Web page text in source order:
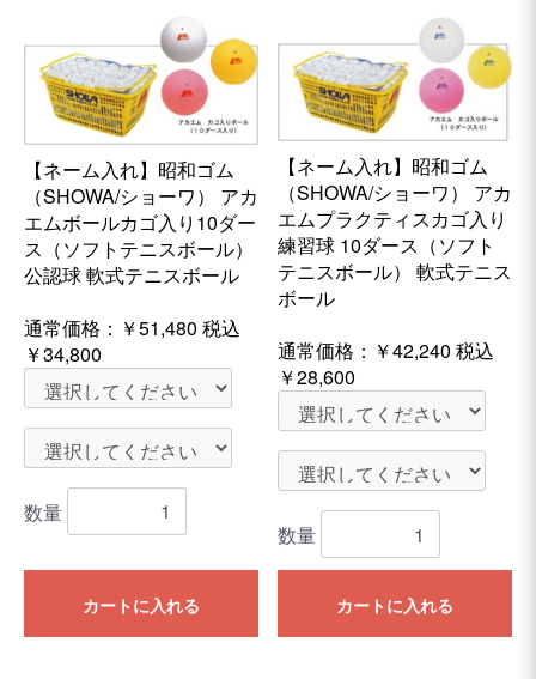
【ネーム入れ】昭和ゴム
（SHOWA/ショーワ） アカ
エムボールカゴ入り10ダー
ス（ソフトテニスボール）
公認球 軟式テニスボール
通常価格： ￥51,480 税込
￥34,800
数量
カートに入れる
【ネーム入れ】昭和ゴム
（SHOWA/ショーワ） アカ
エムプラクティスカゴ入り
練習球 10ダース（ソフト
テニスボール） 軟式テニス
ボール
通常価格： ￥42,240 税込
￥28,600
数量
カートに入れる